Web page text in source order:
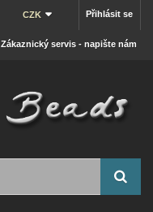
Přihlásit se
CZK
Zákaznický servis - napište nám